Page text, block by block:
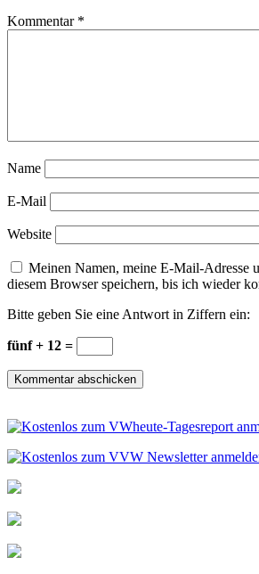
Kommentar *
Name
E-Mail
Website
Meinen Namen, meine E-Mail-Adresse
diesem Browser speichern, bis ich wieder
Bitte geben Sie eine Antwort in Ziffern ein:
fünf + 12 =